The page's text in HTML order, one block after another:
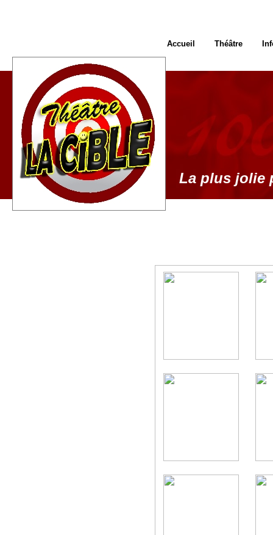
La plus jolie
Accueil Théâtre